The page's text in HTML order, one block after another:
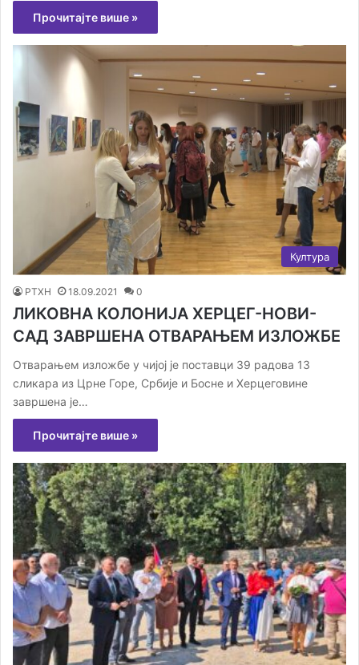
Прочитајте више »
Култура
РТХН 18.09.2021 0
ЛИКОВНА КОЛОНИЈА ХЕРЦЕГ-НОВИ-
САД ЗАВРШЕНА ОТВАРАЊЕМ ИЗЛОЖБЕ
Отварањем изложбе у чијој је поставци 39 радова 13
сликара из Црне Горе, Србије и Босне и Херцеговине
завршена је…
Прочитајте више »